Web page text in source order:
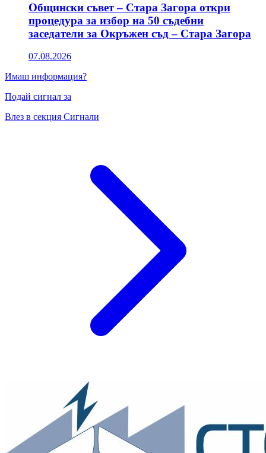
Общински съвет – Стара Загора откри
процедура за избор на 50 съдебни
заседатели за Окръжен съд – Стара Загора
07.08.2026
Имаш информация?
Подай сигнал за
Влез в секция Сигнали